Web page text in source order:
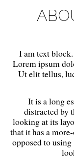
I am text
Lorem ipsum
Ut elit tellus,
It is a long
distracted by
looking at its
that it has a
opposed to using